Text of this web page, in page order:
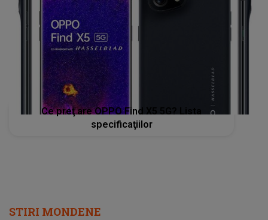
Ce preţ are OPPO Find X5 5G? Lista
specificaţiilor
STIRI MONDENE